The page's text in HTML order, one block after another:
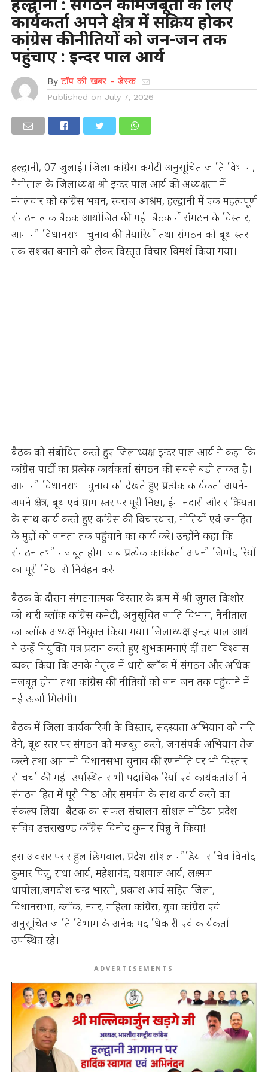
कार्यकर्ता अपने क्षेत्र में सक्रिय होकर
कांग्रेस की नीतियों को जन-जन तक
पहुंचाए : इन्दर पाल आर्य
By टॉप की खबर - डेस्क
Published on July 7, 2026
हल्द्वानी, 07 जुलाई। जिला कांग्रेस कमेटी अनुसूचित जाति विभाग,
नैनीताल के जिलाध्यक्ष श्री इन्दर पाल आर्य की अध्यक्षता में
मंगलवार को कांग्रेस भवन, स्वराज आश्रम, हल्द्वानी में एक महत्वपूर्ण
संगठनात्मक बैठक आयोजित की गई। बैठक में संगठन के विस्तार,
आगामी विधानसभा चुनाव की तैयारियों तथा संगठन को बूथ स्तर
तक सशक्त बनाने को लेकर विस्तृत विचार-विमर्श किया गया।
बैठक को संबोधित करते हुए जिलाध्यक्ष इन्दर पाल आर्य ने कहा कि
कांग्रेस पार्टी का प्रत्येक कार्यकर्ता संगठन की सबसे बड़ी ताकत है।
आगामी विधानसभा चुनाव को देखते हुए प्रत्येक कार्यकर्ता अपने-
अपने क्षेत्र, बूथ एवं ग्राम स्तर पर पूरी निष्ठा, ईमानदारी और सक्रियता
के साथ कार्य करते हुए कांग्रेस की विचारधारा, नीतियों एवं जनहित
के मुद्दों को जनता तक पहुंचाने का कार्य करे। उन्होंने कहा कि
संगठन तभी मजबूत होगा जब प्रत्येक कार्यकर्ता अपनी जिम्मेदारियों
का पूरी निष्ठा से निर्वहन करेगा।
बैठक के दौरान संगठनात्मक विस्तार के क्रम में श्री जुगल किशोर
को धारी ब्लॉक कांग्रेस कमेटी, अनुसूचित जाति विभाग, नैनीताल
का ब्लॉक अध्यक्ष नियुक्त किया गया। जिलाध्यक्ष इन्दर पाल आर्य
ने उन्हें नियुक्ति पत्र प्रदान करते हुए शुभकामनाएं दीं तथा विश्वास
व्यक्त किया कि उनके नेतृत्व में धारी ब्लॉक में संगठन और अधिक
मजबूत होगा तथा कांग्रेस की नीतियों को जन-जन तक पहुंचाने में
नई ऊर्जा मिलेगी।
बैठक में जिला कार्यकारिणी के विस्तार, सदस्यता अभियान को गति
देने, बूथ स्तर पर संगठन को मजबूत करने, जनसंपर्क अभियान तेज
करने तथा आगामी विधानसभा चुनाव की रणनीति पर भी विस्तार
से चर्चा की गई। उपस्थित सभी पदाधिकारियों एवं कार्यकर्ताओं ने
संगठन हित में पूरी निष्ठा और समर्पण के साथ कार्य करने का
संकल्प लिया। बैठक का सफल संचालन सोशल मीडिया प्रदेश
सचिव उत्तराखण्ड कॉंग्रेस विनोद कुमार पिन्नु ने किया!
इस अवसर पर राहुल छिमवाल, प्रदेश सोशल मीडिया सचिव विनोद
कुमार पिन्नू, राधा आर्य, महेशानंद, यशपाल आर्य, लक्ष्मण
धापोला,जगदीश चन्द्र भारती, प्रकाश आर्य सहित जिला,
विधानसभा, ब्लॉक, नगर, महिला कांग्रेस, युवा कांग्रेस एवं
अनुसूचित जाति विभाग के अनेक पदाधिकारी एवं कार्यकर्ता
उपस्थित रहे।
ADVERTISEMENTS